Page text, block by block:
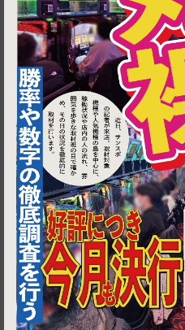
東京都新宿区歌舞伎町１丁目３０